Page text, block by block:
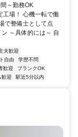
～勤務OK
工場！ 心機一転で働
で整備士として点
～具体的には～ 自
夫歓迎
自由
学歴不問
歓迎
ブランクOK
歓迎 駅近5分以内